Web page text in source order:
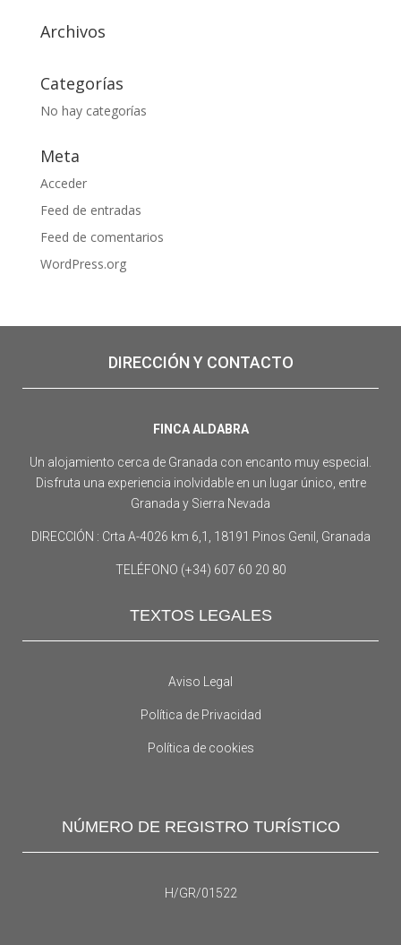
Archivos
Categorías
No hay categorías
Meta
Acceder
Feed de entradas
Feed de comentarios
WordPress.org
DIRECCIÓN Y CONTACTO
FINCA ALDABRA
Un alojamiento cerca de Granada con encanto muy especial.
Disfruta una experiencia inolvidable en un lugar único, entre
Granada y Sierra Nevada
DIRECCIÓN : Crta A-4026 km 6,1, 18191 Pinos Genil, Granada
TELÉFONO (+34) 607 60 20 80
TEXTOS LEGALES
Aviso Legal
Política de Privacidad
Política de cookies
NÚMERO DE REGISTRO TURÍSTICO
H/GR/01522